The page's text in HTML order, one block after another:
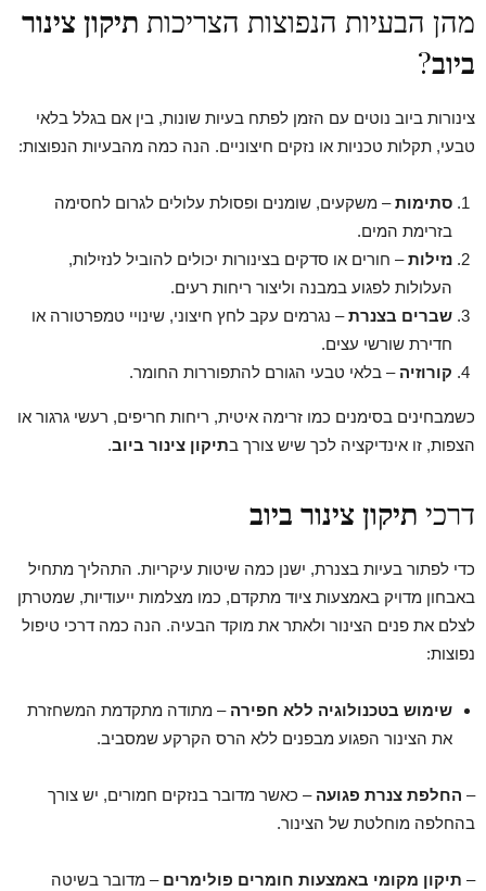
מהן הבעיות הנפוצות הצריכות תיקון צינור
ביוב?
צינורות ביוב נוטים עם הזמן לפתח בעיות שונות, בין אם בגלל בלאי
טבעי, תקלות טכניות או נזקים חיצוניים. הנה כמה מהבעיות הנפוצות:
סתימות– משקעים, שומנים ופסולת עלולים לגרום לחסימה
בזרימת המים.
נזילות– חורים או סדקים בצינורות יכולים להוביל לנזילות,
העלולות לפגוע במבנה וליצור ריחות רעים.
שברים בצנרת– נגרמים עקב לחץ חיצוני, שינויי טמפרטורה או
חדירת שורשי עצים.
קורוזיה – בלאי טבעי הגורם להתפוררות החומר.
כשמבחינים בסימנים כמו זרימה איטית, ריחות חריפים, רעשי גרגור או
הצפות, זו אינדיקציה לכך שיש צורך בתיקון צינור ביוב.
דרכי תיקון צינור ביוב
כדי לפתור בעיות בצנרת, ישנן כמה שיטות עיקריות. התהליך מתחיל
באבחון מדויק באמצעות ציוד מתקדם, כמו מצלמות ייעודיות, שמטרתן
לצלם את פנים הצינור ולאתר את מוקד הבעיה. הנה כמה דרכי טיפול
נפוצות:
שימוש בטכנולוגיה ללא חפירה – מתודה מתקדמת המשחזרת
את הצינור הפגוע מבפנים ללא הרס הקרקע שמסביב.
– החלפת צנרת פגועה – כאשר מדובר בנזקים חמורים, יש צורך
בהחלפה מוחלטת של הצינור.
– תיקון מקומי באמצעות חומרים פולימרים – מדובר בשיטה